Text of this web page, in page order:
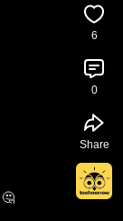
6
0
Share